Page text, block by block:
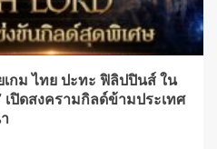
เกม ไทย ปะทะ ฟิลิปปินส์ ใน
เปิดสงครามกิลด์ข้ามประเทศ